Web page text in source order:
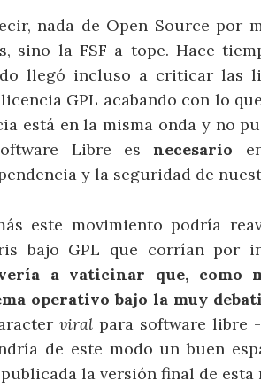
nada de Open Source por
sino la FSF a tope. Hace
llegó incluso a criticar las
GPL acabando con lo
está en la misma onda y no
Libre esnecesario
y la seguridad de
este movimiento podría
bajo GPL que corrían por
a vaticinar que, como
operativo bajo la muy
viralpara software libre
de este modo un buen
la versión final de esta